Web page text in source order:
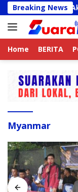
Langsung
ke
konten
Breaking News
Online Aktif
Home BERITA
Myanmar